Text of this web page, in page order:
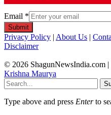
Email *
Submit
Privacy Policy | About Us |
Disclaimer
© 2026 ShagunNewsIndia.com
Krishna Maurya
Type above and press Enterto